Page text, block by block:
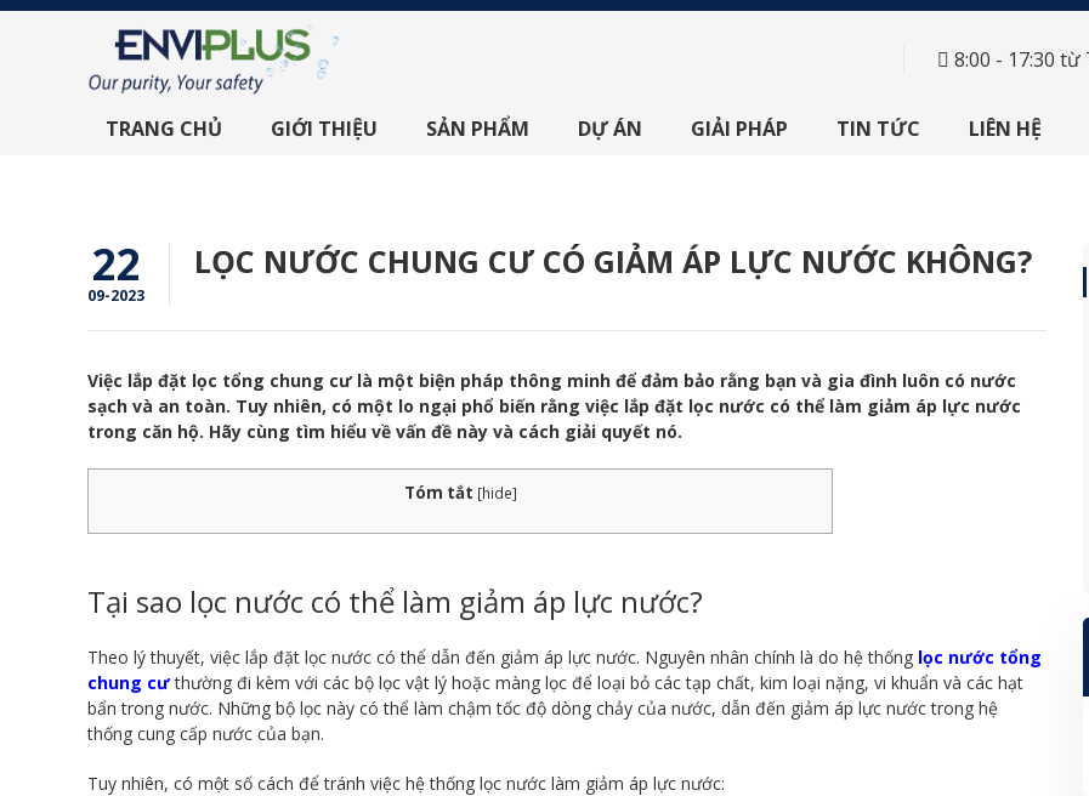
8:00 - 17:30
TRANG CHỦ GIỚI THIỆU SẢN PHẨM DỰ ÁN GIẢI PHÁP TIN TỨC LIÊN HỆ
22
09-2023
LỌC NƯỚC CHUNG CƯ CÓ GIẢM ÁP LỰC NƯỚC KHÔNG?
Việc lắp đặt lọc tổng chung cư là một biện pháp thông minh để đảm bảo rằng bạn và gia đình luôn có nước
sạch và an toàn. Tuy nhiên, có một lo ngại phổ biến rằng việc lắp đặt lọc nước có thể làm giảm áp lực nước
trong căn hộ. Hãy cùng tìm hiểu về vấn đề này và cách giải quyết nó.
Tóm tắt [hide]
Tại sao lọc nước có thể làm giảm áp lực nước?
Theo lý thuyết, việc lắp đặt lọc nước có thể dẫn đến giảm áp lực nước. Nguyên nhân chính là do hệ thống lọc nước tổng
chung cưthường đi kèm với các bộ lọc vật lý hoặc màng lọc để loại bỏ các tạp chất, kim loại nặng, vi khuẩn và các hạt
bẩn trong nước. Những bộ lọc này có thể làm chậm tốc độ dòng chảy của nước, dẫn đến giảm áp lực nước trong hệ
thống cung cấp nước của bạn.
Tuy nhiên, có một số cách để tránh việc hệ thống lọc nước làm giảm áp lực nước: